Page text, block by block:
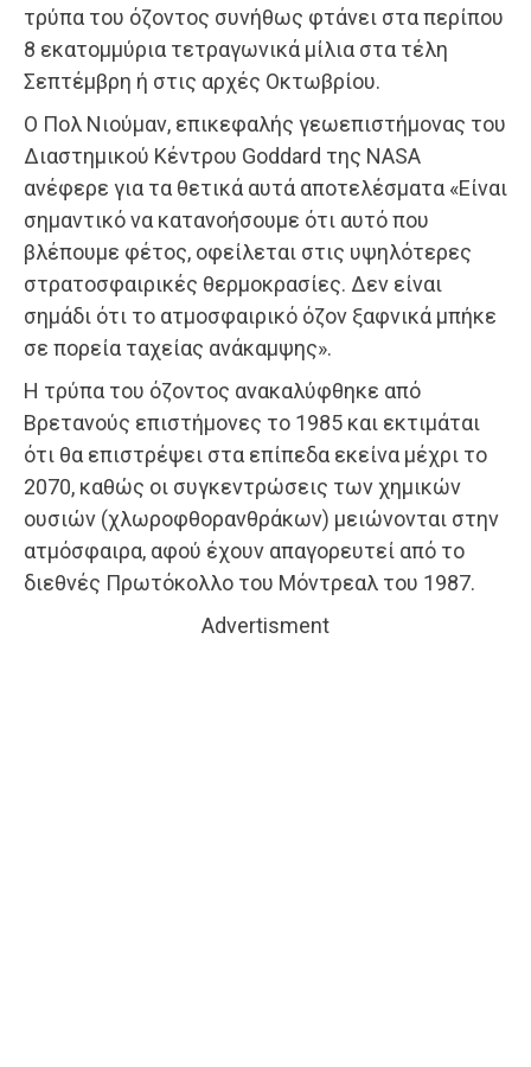
τρύπα του όζοντος συνήθως φτάνει στα περίπου
8 εκατομμύρια τετραγωνικά μίλια στα τέλη
Σεπτέμβρη ή στις αρχές Οκτωβρίου.
Ο Πολ Νιούμαν, επικεφαλής γεωεπιστήμονας του
Διαστημικού Κέντρου Goddard της NASA
ανέφερε για τα θετικά αυτά αποτελέσματα «Είναι
σημαντικό να κατανοήσουμε ότι αυτό που
βλέπουμε φέτος, οφείλεται στις υψηλότερες
στρατοσφαιρικές θερμοκρασίες. Δεν είναι
σημάδι ότι το ατμοσφαιρικό όζον ξαφνικά μπήκε
σε πορεία ταχείας ανάκαμψης».
Η τρύπα του όζοντος ανακαλύφθηκε από
Βρετανούς επιστήμονες το 1985 και εκτιμάται
ότι θα επιστρέψει στα επίπεδα εκείνα μέχρι το
2070, καθώς οι συγκεντρώσεις των χημικών
ουσιών (χλωροφθορανθράκων) μειώνονται στην
ατμόσφαιρα, αφού έχουν απαγορευτεί από το
διεθνές Πρωτόκολλο του Μόντρεαλ του 1987.
Advertisment